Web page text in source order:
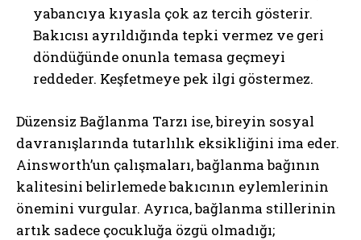
yabancıya kıyasla çok az tercih gösterir.
Bakıcısı ayrıldığında tepki vermez ve geri
döndüğünde onunla temasa geçmeyi
reddeder. Keşfetmeye pek ilgi göstermez.
Düzensiz Bağlanma Tarzı ise, bireyin sosyal
davranışlarında tutarlılık eksikliğini ima eder.
Ainsworth’un çalışmaları, bağlanma bağının
kalitesini belirlemede bakıcının eylemlerinin
önemini vurgular. Ayrıca, bağlanma stillerinin
artık sadece çocukluğa özgü olmadığı;